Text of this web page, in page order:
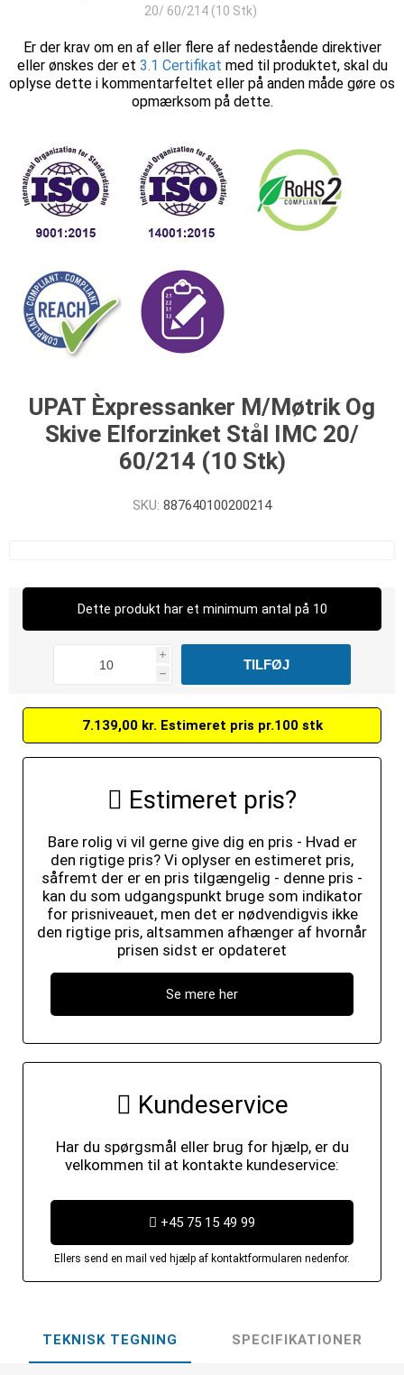
20/ 60/214 (10 Stk)
Er der krav om en af eller flere af nedestående direktiver
eller ønskes der et 3.1 Certifikat med til produktet, skal du
oplyse dette i kommentarfeltet eller på anden måde gøre os
opmærksom på dette.
UPAT Èxpressanker M/Møtrik Og
Skive Elforzinket Stål IMC 20/
60/214 (10 Stk)
SKU: 887640100200214
Dette produkt har et minimum antal på 10
i
h
7.139,00 kr. Estimeret pris pr.100 stk
Estimeret pris?
Bare rolig vi vil gerne give dig en pris - Hvad er
den rigtige pris? Vi oplyser en estimeret pris,
såfremt der er en pris tilgængelig - denne pris -
kan du som udgangspunkt bruge som indikator
for prisniveauet, men det er nødvendigvis ikke
den rigtige pris, altsammen afhænger af hvornår
prisen sidst er opdateret
Se mere her
Kundeservice
Har du spørgsmål eller brug for hjælp, er du
velkommen til at kontakte kundeservice:
+45 75 15 49 99
Ellers send en mail ved hjælp af kontaktformularen nedenfor.
TEKNISK TEGNING SPECIFIKATIONER